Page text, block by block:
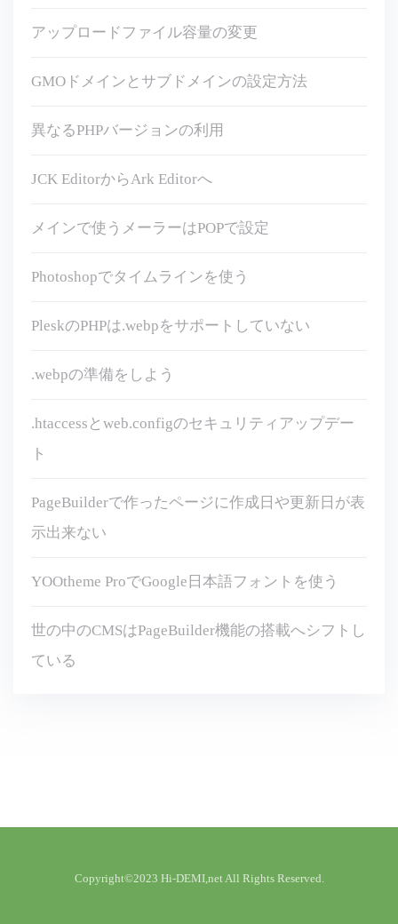
アップロードファイル容量の変更
GMOドメインとサブドメインの設定方法
異なるPHPバージョンの利用
JCK EditorからArk Editorへ
メインで使うメーラーはPOPで設定
Photoshopでタイムラインを使う
PleskのPHPは.webpをサポートしていない
.webpの準備をしよう
.htaccessとweb.configのセキュリティアップデー
ト
PageBuilderで作ったページに作成日や更新日が表
示出来ない
YOOtheme ProでGoogle日本語フォントを使う
世の中のCMSはPageBuilder機能の搭載へシフトし
ている
Copyright©2023 Hi-DEMI,net All Rights Reserved.